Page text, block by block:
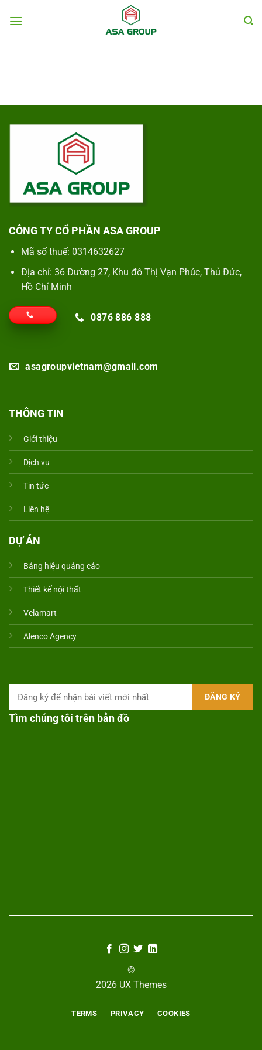
đến
CÔNG TY CỔ PHẦN ASA GROUP
Mã số thuế: 0314632627
Địa chỉ: 36 Đường 27, Khu đô Thị Vạn Phúc, Thủ Đức,
Hồ Chí Minh
0876 886 888
asagroupvietnam@gmail.com
THÔNG TIN
Giới thiệu
Dịch vụ
Tin tức
Liên hệ
DỰ ÁN
Bảng hiệu quảng cáo
Thiết kế nội thất
Velamart
Alenco Agency
Tìm chúng tôi trên bản đồ
©
2026 UX Themes
TERMS PRIVACY COOKIES